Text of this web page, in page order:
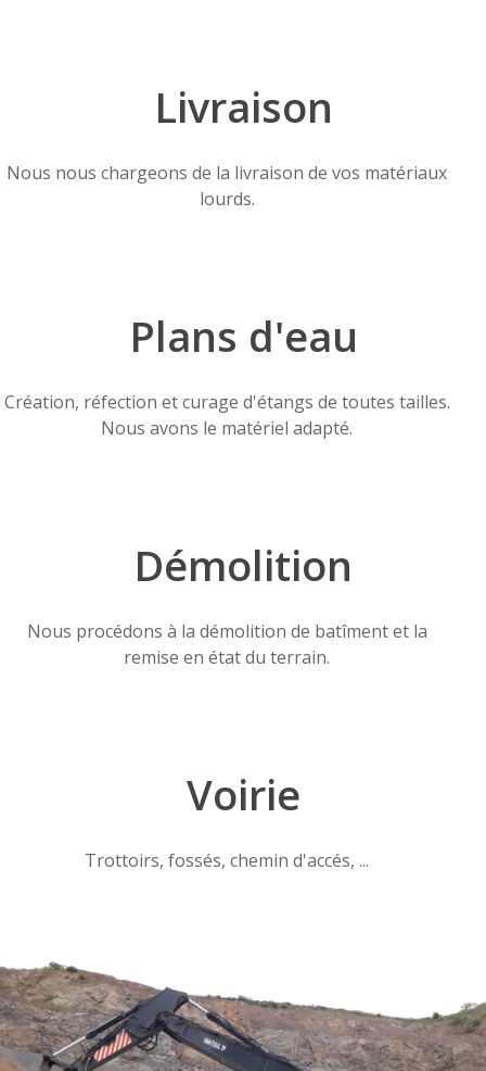
Livraison
Nous nous chargeons de la livraison de vos matériaux
lourds.
Plans d'eau
Création, réfection et curage d'étangs de toutes tailles.
Nous avons le matériel adapté.
Démolition
Nous procédons à la démolition de batîment et la
remise en état du terrain.
Voirie
Trottoirs, fossés, chemin d'accés, ...